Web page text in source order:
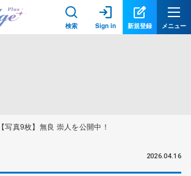
検索 Sign in 新規登録 メニュー
【写真9枚】無良 崇人を公開中！
2026.04.16